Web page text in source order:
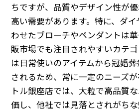
ちですが、品質やデザイン性が
高い需要があります。特に、ダ
わせたブローチやペンダントは
販市場でも注目されやすいカテ
は日常使いのアイテムから冠婚
されるため、常に一定のニーズ
トル銀座店では、大粒で高品質
価し、他社では見落とされがち